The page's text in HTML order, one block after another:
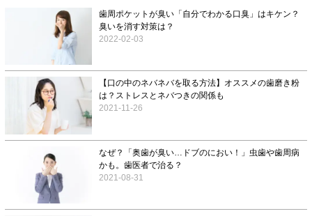
歯周ポケットが臭い「自分でわかる口臭」はキケン？
臭いを消す対策は？
2022-02-03
【口の中のネバネバを取る方法】オススメの歯磨き粉
は？ストレスとネバつきの関係も
2021-11-26
なぜ？「奥歯が臭い…ドブのにおい！」虫歯や歯周病
かも。歯医者で治る？
2021-08-31